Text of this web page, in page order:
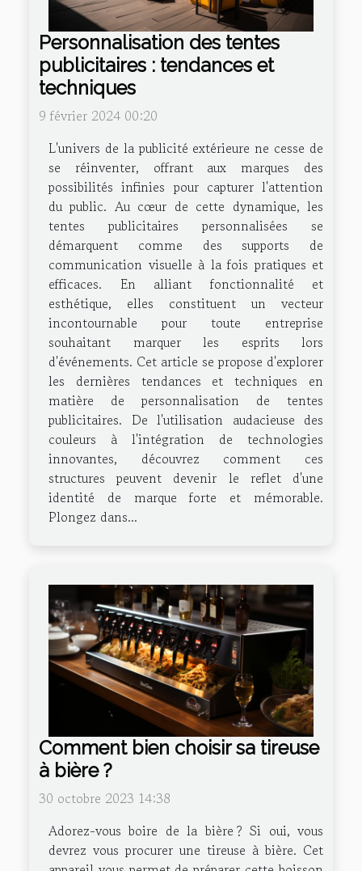
Personnalisation des tentes
publicitaires : tendances et
techniques
9 février 2024 00:20
L'univers de la publicité extérieure ne cesse de
se réinventer, offrant aux marques des
possibilités infinies pour capturer l'attention
du public. Au cœur de cette dynamique, les
tentes publicitaires personnalisées se
démarquent comme des supports de
communication visuelle à la fois pratiques et
efficaces. En alliant fonctionnalité et
esthétique, elles constituent un vecteur
incontournable pour toute entreprise
souhaitant marquer les esprits lors
d'événements. Cet article se propose d'explorer
les dernières tendances et techniques en
matière de personnalisation de tentes
publicitaires. De l'utilisation audacieuse des
couleurs à l'intégration de technologies
innovantes, découvrez comment ces
structures peuvent devenir le reflet d'une
identité de marque forte et mémorable.
Plongez dans...
Comment bien choisir sa tireuse
à bière ?
30 octobre 2023 14:38
Adorez-vous boire de la bière ? Si oui, vous
devrez vous procurer une tireuse à bière. Cet